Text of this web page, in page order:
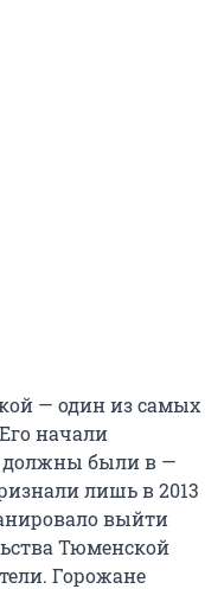
— один из самых
начали
должны были в —
лишь в 2013
выйти
Тюменской
Горожане